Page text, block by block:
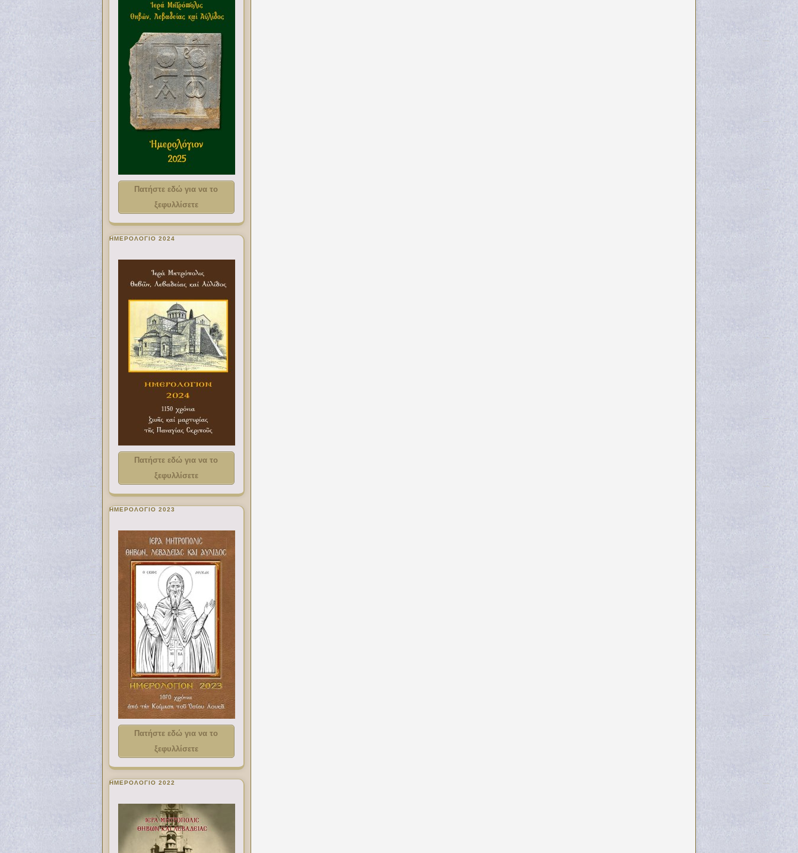
Πατήστε εδώ για να το
ξεφυλλίσετε
ΗΜΕΡΟΛΟΓΙΟ 2024
Πατήστε εδώ για να το
ξεφυλλίσετε
ΗΜΕΡΟΛΟΓΙΟ 2023
Πατήστε εδώ για να το
ξεφυλλίσετε
ΗΜΕΡΟΛΟΓΙΟ 2022